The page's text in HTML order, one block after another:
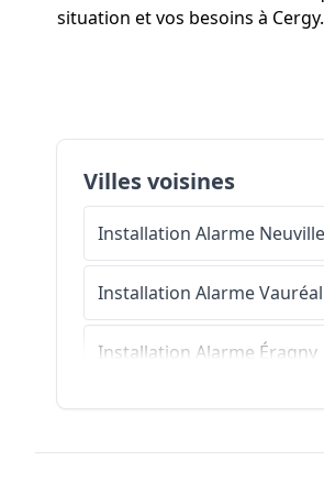
situation et vos besoins à Cergy.
Villes voisines
Installation Alarme
Installation AlarmeVauréal
Installation Alarme Éragny
Installation AlarmeJouy-